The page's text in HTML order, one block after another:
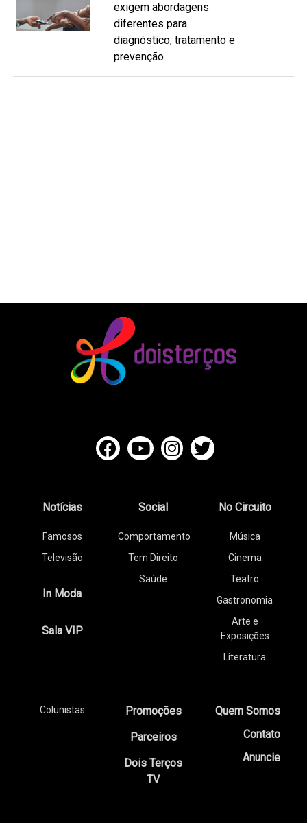
exigem abordagens
diferentes para
diagnóstico, tratamento e
prevenção
Notícias
Famosos
Televisão
In Moda
Sala VIP
Social
Comportamento
Tem Direito
Saúde
No Circuito
Música
Cinema
Teatro
Gastronomia
Arte e
Exposições
Literatura
Colunistas
Promoções
Parceiros
Dois Terços
TV
Quem Somos
Contato
Anuncie